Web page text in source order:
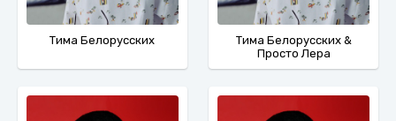
Тима Белорусских
Тима Белорусских &
Просто Лера